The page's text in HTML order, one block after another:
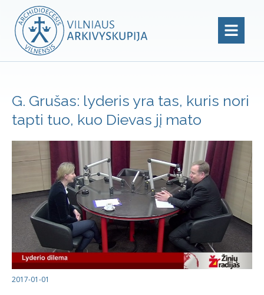
G. Grušas: lyderis yra tas, kuris nori
tapti tuo, kuo Dievas jį mato
2017-01-01